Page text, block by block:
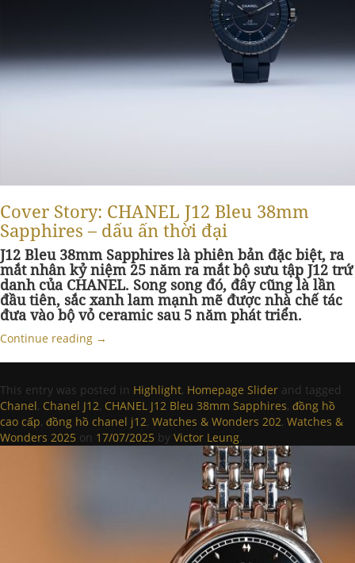
Cover Story: CHANEL J12 Bleu 38mm
Sapphires – dấu ấn thời đại
J12 Bleu 38mm Sapphires là phiên bản đặc biệt, ra
mắt nhân kỷ niệm 25 năm ra mắt bộ sưu tập J12 trứ
danh của CHANEL. Song song đó, đây cũng là lần
đầu tiên, sắc xanh lam mạnh mẽ được nhà chế tác
đưa vào bộ vỏ ceramic sau 5 năm phát triển.
Continue reading →
This entry was posted in Highlight, Homepage Slider and tagged
Chanel, Chanel J12, CHANEL J12 Bleu 38mm Sapphires, đồng hồ
cao cấp, đồng hồ chanel j12, Watches & Wonders 202, Watches &
Wonders 2025 on 17/07/2025 by Victor Leung.